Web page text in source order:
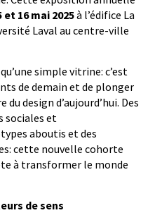
et 16 mai 2025à l’édifice La
Laval au centre-ville
simple vitrine: c’est
de demain et de plonger
design d’aujourd’hui. Des
sociales et
aboutis et des
cette nouvelle cohorte
à transformer le monde
de sens